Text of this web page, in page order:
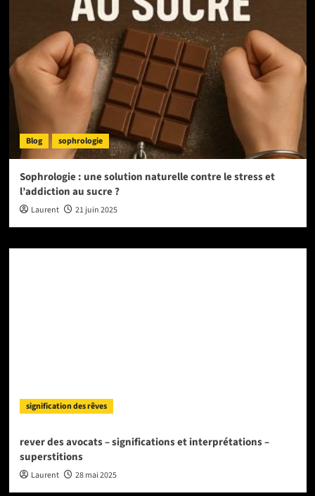
Blog sophrologie
Sophrologie : une solution naturelle contre le stress et
l’addiction au sucre ?
Laurent 21 juin 2025
signification des rêves
rever des avocats – significations et interprétations –
superstitions
Laurent 28 mai 2025